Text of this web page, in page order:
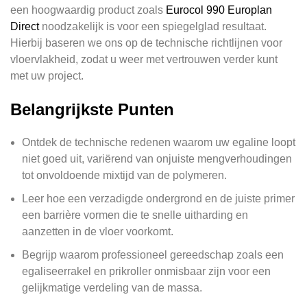
een hoogwaardig product zoals Eurocol 990 Europlan
Directnoodzakelijk is voor een spiegelglad resultaat.
Hierbij baseren we ons op de technische richtlijnen voor
vloervlakheid, zodat u weer met vertrouwen verder kunt
met uw project.
Belangrijkste Punten
Ontdek de technische redenen waarom uw egaline loopt
niet goed uit, variërend van onjuiste mengverhoudingen
tot onvoldoende mixtijd van de polymeren.
Leer hoe een verzadigde ondergrond en de juiste primer
een barrière vormen die te snelle uitharding en
aanzetten in de vloer voorkomt.
Begrijp waarom professioneel gereedschap zoals een
egaliseerrakel en prikroller onmisbaar zijn voor een
gelijkmatige verdeling van de massa.